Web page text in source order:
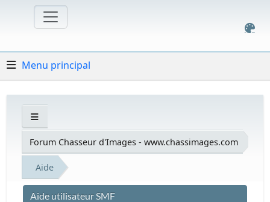
Menu principal
Forum Chasseur d'Images - www.chassimages.com
Aide
Aide utilisateur SMF